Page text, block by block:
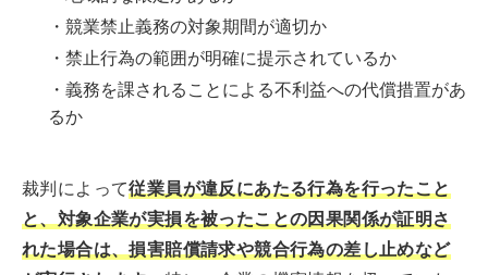
・競業禁止義務の対象期間が適切か
・禁止行為の範囲が明確に提示されているか
・義務を課されることによる不利益への代償措置があ
るか
裁判によって従業員が違反にあたる行為を行ったこと
と、対象企業が実損を被ったことの因果関係が証明さ
れた場合は、損害賠償請求や競合行為の差し止めなど